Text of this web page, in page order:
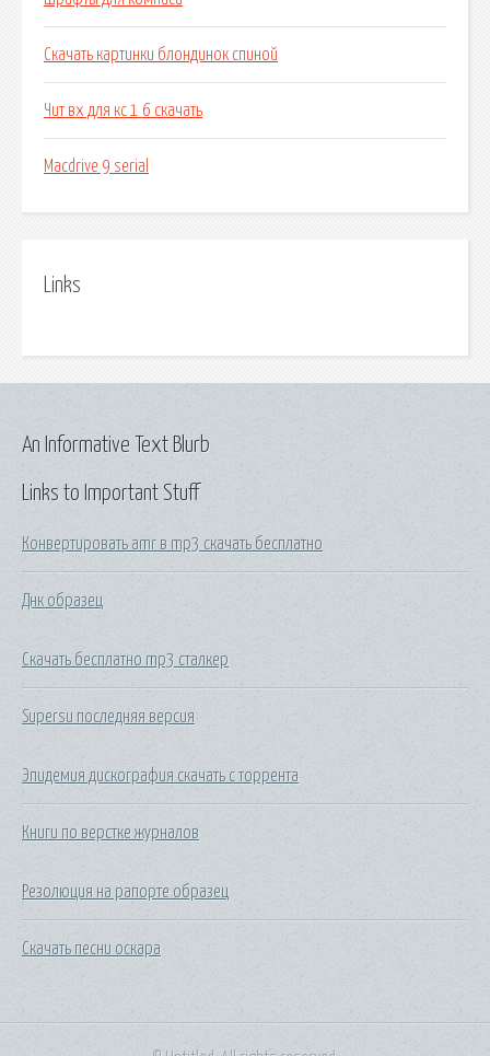
Скачать картинки блондинок спиной
Чит вх для кс 1 6 скачать
Macdrive 9 serial
Links
Links to Important Stuff
Конвертировать amr в mp3 скачать бесплатно
Днк образец
Скачать бесплатно mp3 сталкер
Supersu последняя версия
Эпидемия дискография скачать с торрента
Книги по верстке журналов
Резолюция на рапорте образец
Скачать песни оскара
An Informative Text Blurb